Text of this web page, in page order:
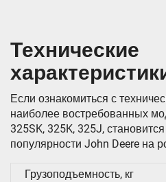
Технические
Если ознакомиться с
наиболее востребованных
325SK, 325K, 325J,
популярности John Deere на
Грузоподъемность, кг